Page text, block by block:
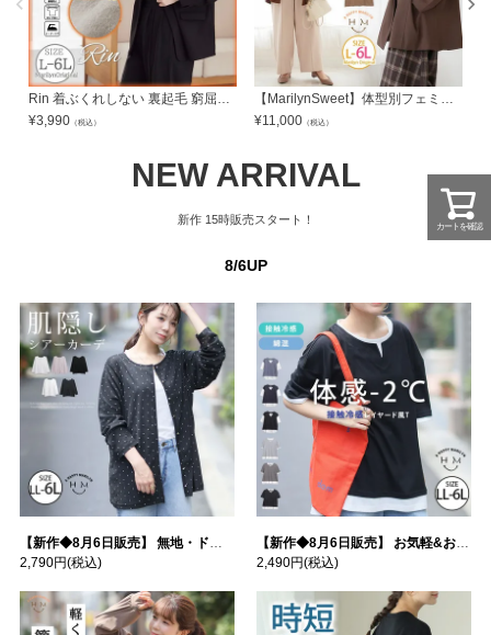
Rin 着ぶくれしない 裏起毛 窮屈感とさようなら ジャケット | 大きいサイズの通販ならハッピーマリリン
¥3,990 （税込）
【MarilynSweet】体型別フェミニン ケープコート | 大きいサイズの通販ならハッピーマリリン
¥11,000 （税込）
NEW ARRIVAL
新作 15時販売スタート！
8/6UP
【新作◆8月6日販売】 無地・ドット柄から選べる 忍ばせ 活躍 シアー カーデ | 大きいサイズの通販ならハッピーマリリン
2,790円(税込)
【新作◆8月6日販売】 お気軽&お手軽 選べるデザイン 接触冷感 レイヤード風 コットン トップス | 大きいサイズの通販ならハッピーマリリン
2,490円(税込)
カートを確認